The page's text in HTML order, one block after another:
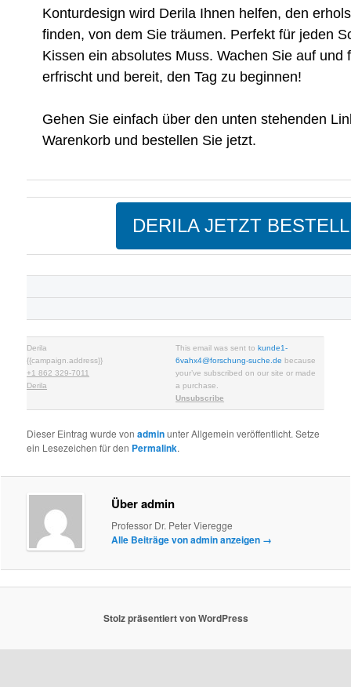
Konturdesign wird Derila Ihnen helfen, den
finden, von dem Sie träumen. Perfekt für jeden
Kissen ein absolutes Muss. Wachen Sie auf und
erfrischt und bereit, den Tag zu beginnen!
Gehen Sie einfach über den unten stehenden
Warenkorb und bestellen Sie jetzt.
DERILA JETZT
Derila
{{campaign.address}}
+1 862 329-7011
Derila
This email was sent tokunde1-
6vahx4@forschung-suche.de because
your’ve subscribed on our site or made
a purchase.
Unsubscribe
Dieser Eintrag wurde vonadminunter Allgemein veröffentlicht. Setze
ein Lesezeichen für den Permalink.
Über admin
Professor Dr. Peter Vieregge
Alle Beiträge von admin anzeigen →
Stolz präsentiert von WordPress